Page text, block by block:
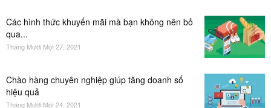
Các hình thức khuyến mãi mà bạn không nên bỏ
qua...
Tháng Mười Một 27, 2021
Chào hàng chuyên nghiệp giúp tăng doanh số
hiệu quả
Tháng Mười Một 24, 2021